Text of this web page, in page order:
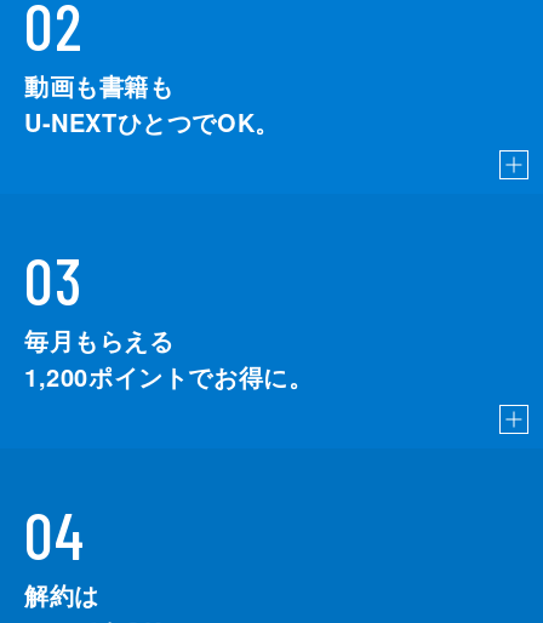
02
動画も書籍も
U-NEXTひとつでOK。
03
毎月もらえる
1,200ポイントでお得に。
04
解約は